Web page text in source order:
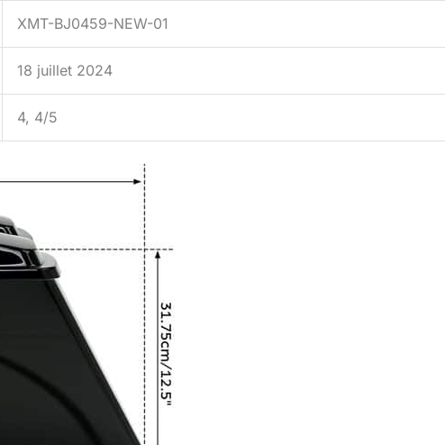
XMT-BJ0459-NEW-01
18 juillet 2024
4, 4/5